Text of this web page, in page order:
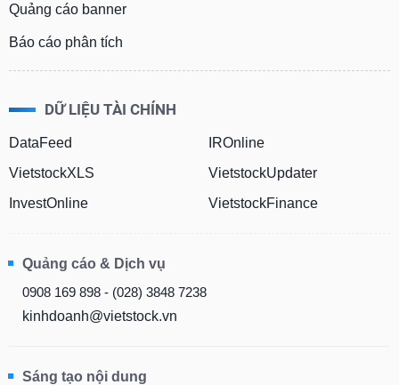
Quảng cáo banner
Báo cáo phân tích
DỮ LIỆU TÀI CHÍNH
DataFeed
VietstockXLS
InvestOnline
IROnline
VietstockUpdater
VietstockFinance
Quảng cáo & Dịch vụ
0908 169 898 - (028) 3848 7238
kinhdoanh@vietstock.vn
Sáng tạo nội dung